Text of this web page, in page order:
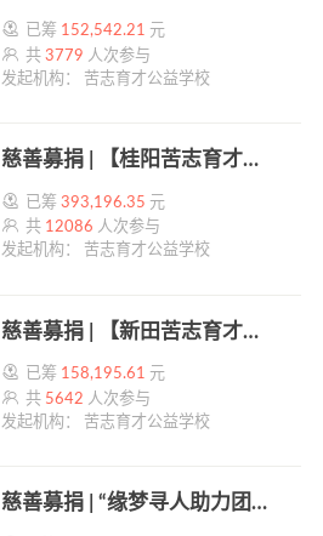
已筹 152,542.21 元
共3779 人次参与
发起机构： 苦志育才公益学校
慈善募捐 | 【桂阳苦志育才学校】19元救助一个孤儿 | 帮帮公益
已筹393,196.35 元
共 12086 人次参与
发起机构： 苦志育才公益学校
慈善募捐 | 【新田苦志育才学校】19元救助一个孤儿 | 帮帮公益
已筹 158,195.61 元
共 5642 人次参与
发起机构： 苦志育才公益学校
慈善募捐 | “缘梦寻人助力团圆”月捐计划 | 帮帮公益